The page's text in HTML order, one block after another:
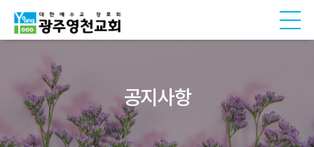
공지사항